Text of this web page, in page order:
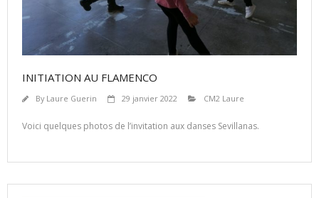
INITIATION AU FLAMENCO
By Laure Guerin 29 janvier 2022 CM2 Laure
Voici quelques photos de l’invitation aux danses Sevillanas.